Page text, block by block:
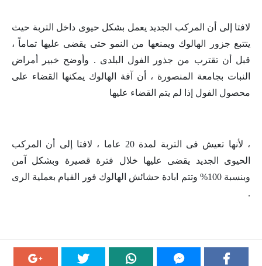
لافتا إلى أن المركب الجديد يعمل بشكل حيوى داخل التربة حيث
يتتبع جزور الهالوك ويمنعها من النمو حتى يقضى عليها تماماً ،
قبل أن تقترب من جذور الفول البلدى . وأوضح خبير أمراض
النبات بجامعة المنصورة ، أن آفة الهالوك يمكنها القضاء على
محصول الفول إذا لم يتم القضاء عليها
، لأنها تعيش فى التربة لمدة 20 عاما ، لافتا إلى أن المركب
الحيوى الجديد يقضى عليها خلال فترة قصيرة وبشكل آمن
وبنسبة 100% وتتم ابادة حشائش الهالوك فور القيام بعملية الرى